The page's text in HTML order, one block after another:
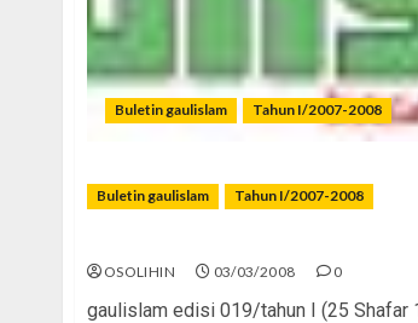
Buletin gaulislam Tahun I/2007-2008
Buletin gaulislam Tahun I/2007-2008
OSOLIHIN 03/03/2008 0
gaulislam edisi 019/tahun I (25